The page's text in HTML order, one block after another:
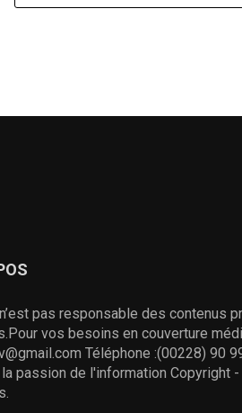
pas responsable des contenus
vos besoins en couverture
Téléphone :(00228) 90
passion de l'information Copyright